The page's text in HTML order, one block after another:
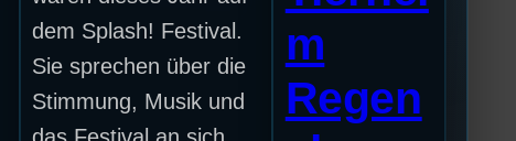
dem Splash! Festival.
Sie sprechen über die
Stimmung, Musik und
m
Regen